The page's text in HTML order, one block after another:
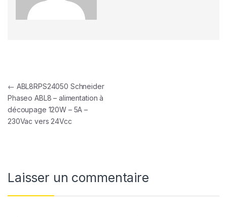
Navigation de l’article
← ABL8RPS24050 Schneider
Phaseo ABL8 – alimentation à
découpage 120W – 5A –
230Vac vers 24Vcc
Laisser un commentaire